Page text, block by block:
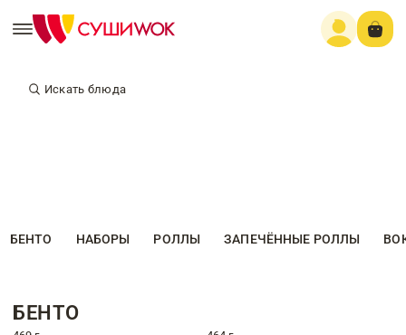
Искать блюда
БЕНТО НАБОРЫ РОЛЛЫ ЗАПЕЧЁННЫЕ РОЛЛЫ
БЕНТО